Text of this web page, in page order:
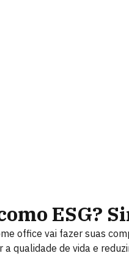
ESG?
office vai fazer suas
qualidade de vida e